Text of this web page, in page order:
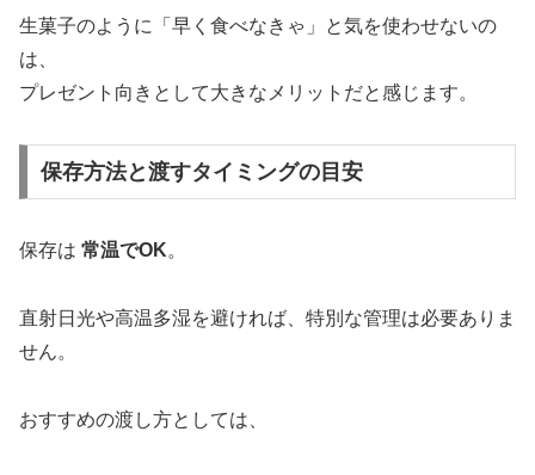
生菓子のように「早く食べなきゃ」と気を使わせないの
は、
プレゼント向きとして大きなメリットだと感じます。
保存方法と渡すタイミングの目安
保存は 常温でOK。
直射日光や高温多湿を避ければ、特別な管理は必要ありま
せん。
おすすめの渡し方としては、